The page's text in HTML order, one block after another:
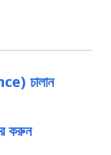
চালান
করুন